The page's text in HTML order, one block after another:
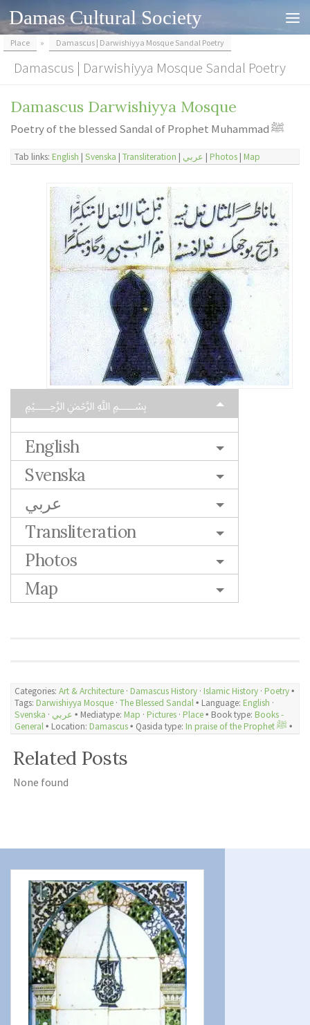
Skip to content
Damas Cultural Society
Place » Damascus | Darwishiyya Mosque Sandal Poetry
Damascus | Darwishiyya Mosque Sandal Poetry
Damascus Darwishiyya Mosque
Poetry of the blessed Sandal of Prophet Muhammad ﷺ
Tab links: English | Svenska | Transliteration | عربي | Photos | Map
﷽
English
Svenska
عربي
Transliteration
Photos
Map
Categories: Art & Architecture · Damascus History · Islamic History · Poetry🞄
Tags: Darwishiyya Mosque · The Blessed Sandal🞄 Language: English ·
Svenska · عربي 🞄 Mediatype: Map · Pictures · Place🞄 Book type: Books -
General🞄 Location: Damascus🞄 Qasida type: In praise of the Prophet ﷺ🞄
Related Posts
None found